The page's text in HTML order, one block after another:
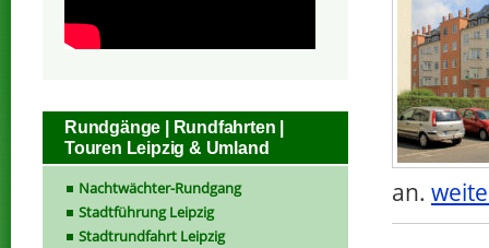
an.
Rundgänge | Rundfahrten |
Touren Leipzig & Umland
Nachtwächter-Rundgang
Stadtführung Leipzig
Stadtrundfahrt Leipzig